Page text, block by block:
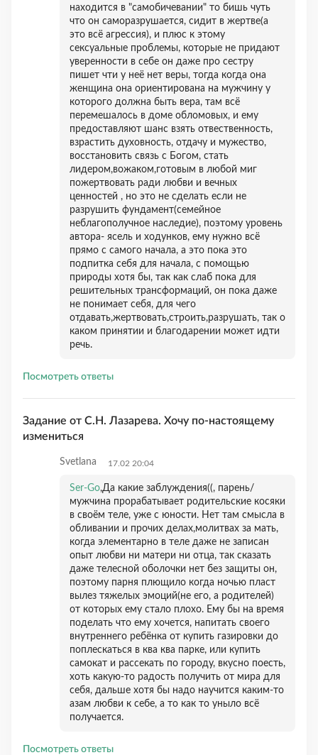
находится в "самобичевании" то бишь чуть
что он саморазрушается, сидит в жертве(а
это всё агрессия), и плюс к этому
сексуальные проблемы, которые не придают
уверенности в себе он даже про сестру
пишет чти у неё нет веры, тогда когда она
женщина она ориентирована на мужчину у
которого должна быть вера, там всё
перемешалось в доме обломовых, и ему
предоставляют шанс взять отвественность,
взрастить духовность, отдачу и мужество,
восстановить связь с Богом, стать
лидером,вожаком,готовым в любой миг
пожертвовать ради любви и вечных
ценностей , но это не сделать если не
разрушить фундамент(семейное
неблагополучное наследие), поэтому уровень
автора- ясель и ходунков, ему нужно всё
прямо с самого начала, а это пока это
подпитка себя для начала, с помощью
природы хотя бы, так как слаб пока для
решительных трансформаций, он пока даже
не понимает себя, для чего
отдавать,жертвовать,строить,разрушать, так о
каком принятии и благодарении может идти
речь.
Посмотреть ответы
Задание от С.Н. Лазарева. Хочу по-настоящему
измениться
Svetlana 17.02 20:04
Ser-Go,Да какие заблуждения((, парень/
мужчина прорабатывает родительские косяки
в своём теле, уже с юности. Нет там смысла в
обливании и прочих делах,молитвах за мать,
когда элементарно в теле даже не записан
опыт любви ни матери ни отца, так сказать
даже телесной оболочки нет без защиты он,
поэтому парня плющило когда ночью пласт
вылез тяжелых эмоций(не его, а родителей)
от которых ему стало плохо. Ему бы на время
поделать что ему хочется, напитать своего
внутреннего ребёнка от купить газировки до
поплескаться в ква ква парке, или купить
самокат и рассекать по городу, вкусно поесть,
хоть какую-то радость получить от мира для
себя, дальше хотя бы надо научится каким-то
азам любви к себе, а то как то уныло всё
получается.
Посмотреть ответы